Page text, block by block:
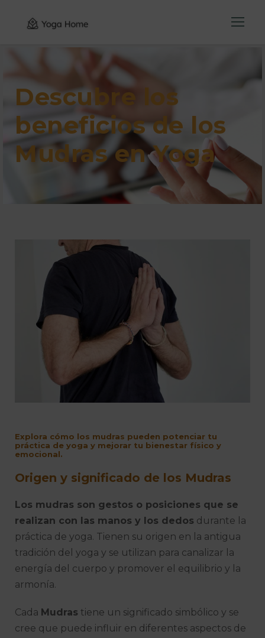
Descubre los
beneficios de los
Mudras en Yoga
Explora cómo los mudras pueden potenciar tu
práctica de yoga y mejorar tu bienestar físico y
emocional.
Origen y significado de los Mudras
Los mudras son gestos o posiciones que se
realizan con las manos y los dedos durante la
práctica de yoga. Tienen su origen en la antigua
tradición del yoga y se utilizan para canalizar la
energía del cuerpo y promover el equilibrio y la
armonía.
Cada Mudras tiene un significado simbólico y se
cree que puede influir en diferentes aspectos de